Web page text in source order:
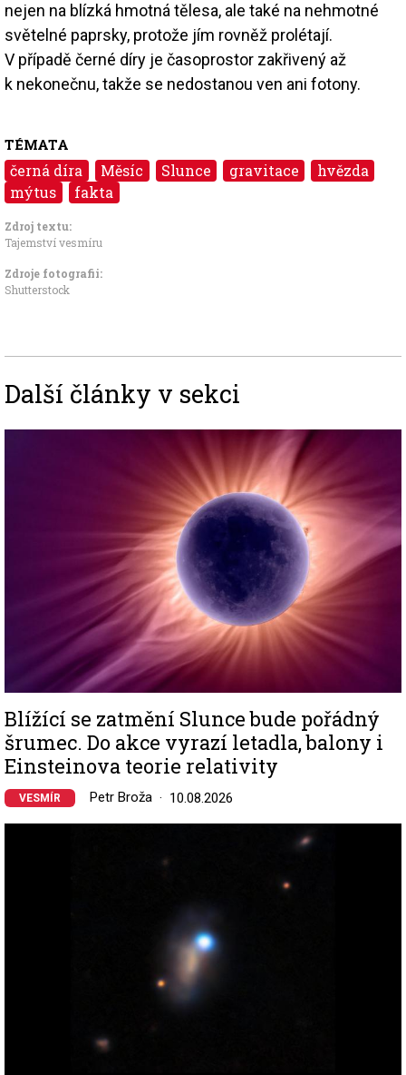
nejen na blízká hmotná tělesa, ale také na nehmotné
světelné paprsky, protože jím rovněž prolétají.
V případě černé díry je časoprostor zakřivený až
k nekonečnu, takže se nedostanou ven ani fotony.
TÉMATA
černá díra Měsíc Slunce gravitace
hvězda
mýtus
fakta
Zdroj textu:
Tajemství vesmíru
Zdroje fotografii:
Shutterstock
Další články v sekci
Blížící se zatmění Slunce bude pořádný
šrumec. Do akce vyrazí letadla, balony i
Einsteinova teorie relativity
VESMÍR Petr Broža 10.08.2026